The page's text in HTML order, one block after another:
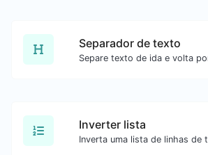
Separador de texto
Inverter lista